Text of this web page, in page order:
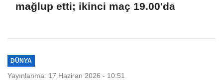
mağlup etti; ikinci maç 19.00'da
DÜNYA
Yayınlanma: 17 Haziran 2026 - 10:51